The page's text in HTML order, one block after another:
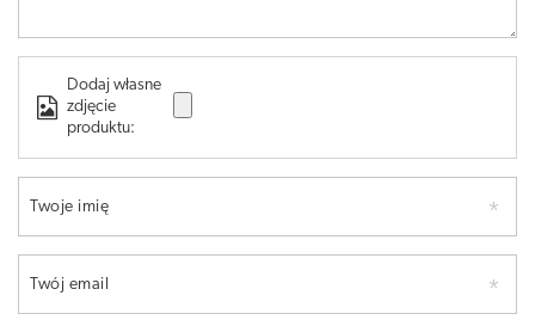
Dodaj własne
zdjęcie
produktu:
Twoje imię
Twój email